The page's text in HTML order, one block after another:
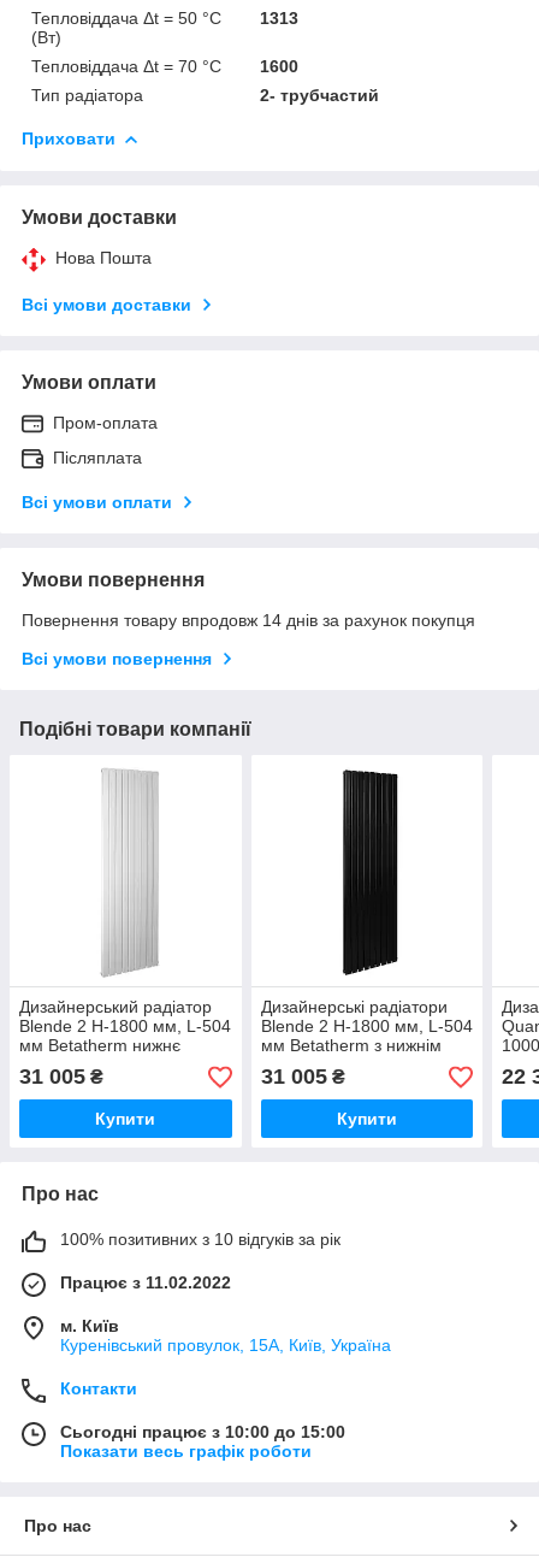
Тепловіддача Δt = 50 °C
(Вт)
1313
Тепловіддача Δt = 70 °C
1600
Тип радіатора
2- трубчастий
Приховати
Умови доставки
Нова Пошта
Всі умови доставки
Умови оплати
Пром-оплата
Післяплата
Всі умови оплати
Умови повернення
Повернення товару впродовж 14 днів за рахунок покупця
Всі умови повернення
Подібні товари компанії
Дизайнерський радіатор
Blende 2 H-1800 мм, L-504
мм Betatherm нижнє
підключення
31 005 ₴
Купити
Дизайнерські радіатори
Blende 2 H-1800 мм, L-504
мм Betatherm з нижнім
підключенням
31 005₴
Купити
22
Про нас
100% позитивних з 10 відгуків за рік
Працює з 11.02.2022
м. Київ
Куренівський провулок, 15А, Київ, Україна
Контакти
Сьогодні працює з 10:00 до 15:00
Показати весь графік роботи
Про нас